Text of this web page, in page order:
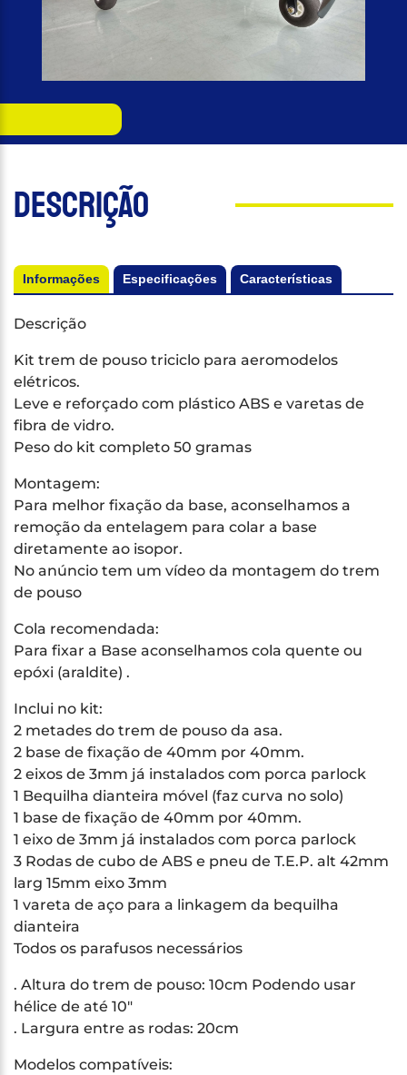
Descrição
Informações Especificações Características
Descrição
Kit trem de pouso triciclo para aeromodelos
elétricos.
Leve e reforçado com plástico ABS e varetas de
fibra de vidro.
Peso do kit completo 50 gramas
Montagem:
Para melhor fixação da base, aconselhamos a
remoção da entelagem para colar a base
diretamente ao isopor.
No anúncio tem um vídeo da montagem do trem
de pouso
Cola recomendada:
Para fixar a Base aconselhamos cola quente ou
epóxi (araldite) .
Inclui no kit:
2 metades do trem de pouso da asa.
2 base de fixação de 40mm por 40mm.
2 eixos de 3mm já instalados com porca parlock
1 Bequilha dianteira móvel (faz curva no solo)
1 base de fixação de 40mm por 40mm.
1 eixo de 3mm já instalados com porca parlock
3 Rodas de cubo de ABS e pneu de T.E.P. alt 42mm
larg 15mm eixo 3mm
1 vareta de aço para a linkagem da bequilha
dianteira
Todos os parafusos necessários
. Altura do trem de pouso: 10cm Podendo usar
hélice de até 10″
. Largura entre as rodas: 20cm
Modelos compatíveis: